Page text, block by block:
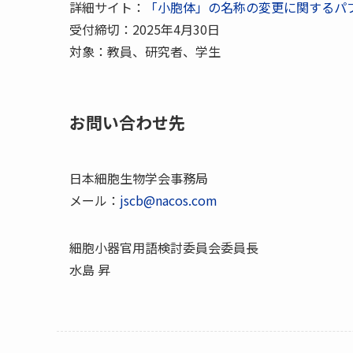
詳細サイト：
「小胞体」の名称の変更に関する
受付締切：2025年4月30日
対象：教員、研究者、学生
お問い合わせ先
日本細胞生物学会事務局
メール： jscb@nacos.com
細胞小器官用語検討委員会委員長
水島 昇